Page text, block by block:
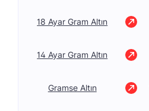
18 Ayar Gram Altın
14 Ayar Gram Altın
Gramse Altın